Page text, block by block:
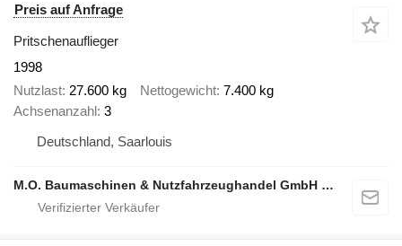
Preis auf Anfrage
Pritschenauflieger
1998
Nutzlast 27.600 kg Nettogewicht 7.400 kg
Achsenanzahl 3
Deutschland, Saarlouis
M.O. Baumaschinen & Nutzfahrzeughandel GmbH & CO.